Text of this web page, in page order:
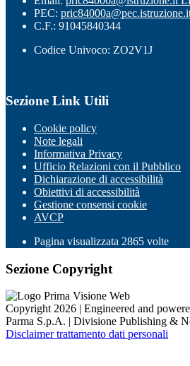
PEC:
C.F.: 91045840344
Codice Univoco: ZO2V1J
Sezione Link Utili
Cookie policy
Note legali
Informativa Privacy
Ufficio Relazioni con il Pubblico
Dichiarazione di accessibilità
Obiettivi di accessibilità
Gestione consensi cookie
AVCP
Pagina visualizzata 2865 volte
Sezione Copyright
Copyright 2026 | Engineered and
Parma S.p.A. | Divisione Publishing &
Disclaimer trattamento dati personali